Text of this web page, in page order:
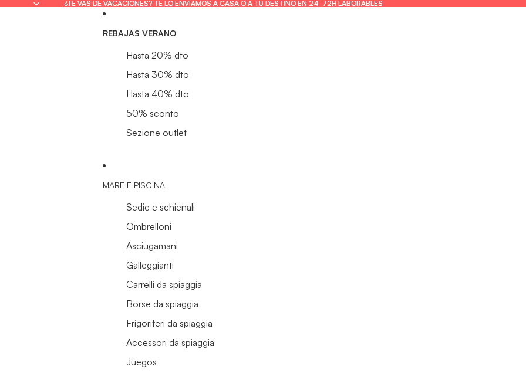
¿TE VAS DE VACACIONES? TE LO ENVIAMOS A CASA O A TU DESTINO EN 24-72H LABORABLES
¿TE VAS DE VACACIONES? TE LO ENVIAMOS A CASA O A TU DESTINO EN 24-72H LABORABLES
REBAJAS VERANO
Hasta 20% dto
Hasta 30% dto
Hasta 40% dto
50% sconto
Sezione outlet
MARE E PISCINA
Sedie e schienali
Ombrelloni
Asciugamani
Galleggianti
Carrelli da spiaggia
Borse da spiaggia
Frigoriferi da spiaggia
Accessori da spiaggia
Juegos